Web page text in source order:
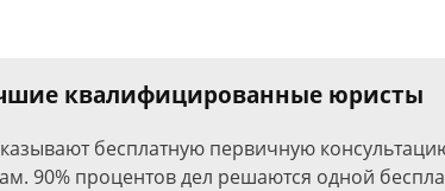
квалифицированные юристы
бесплатную первичную
90% процентов дел решаются одной